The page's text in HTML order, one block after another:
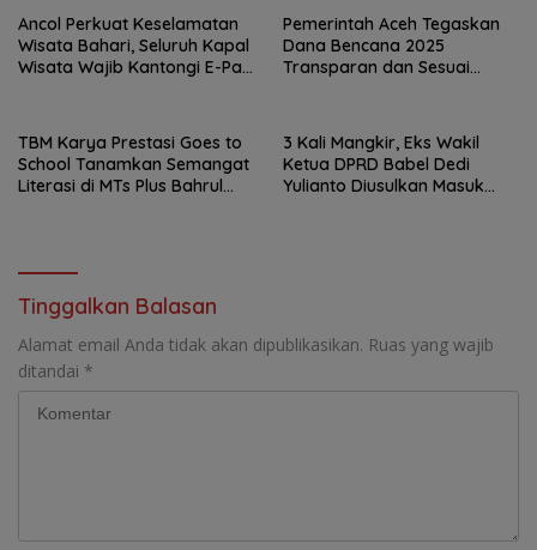
Ancol Perkuat Keselamatan
Wisata Bahari, Seluruh Kapal
Wisata Wajib Kantongi E-Pas
Pemerintah Aceh Tegaskan
Dana Bencana 2025
Transparan dan Sesuai
TBM Karya Prestasi Goes to
School Tanamkan Semangat
Literasi di MTs Plus Bahrul
3 Kali Mangkir, Eks Wakil
Ketua DPRD Babel Dedi
Yulianto Diusulkan Masuk
Tinggalkan Balasan
Alamat email Anda tidak akan dipublikasikan. Ruas yang wajib
ditandai *